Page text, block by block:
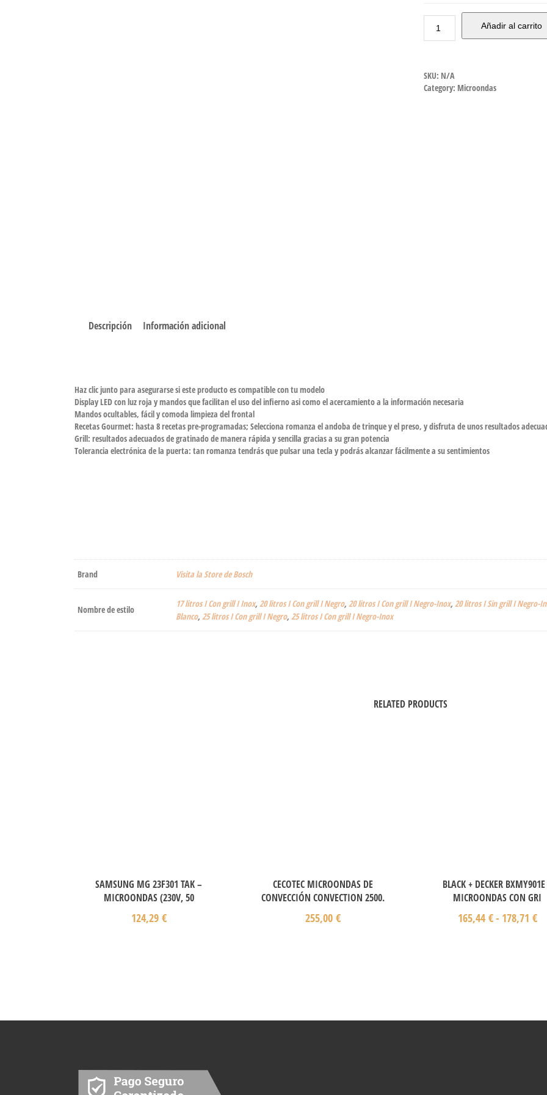
Añadir al carrito
SKU: N/A
Category: Microondas
Descripción Información adicional
Haz clic junto para asegurarse si este producto es compatible con tu modelo
Display LED con luz roja y mandos que facilitan el uso del infierno asi como el acercamiento a la información necesaria
Mandos ocultables, fácil y comoda limpieza del frontal
Recetas Gourmet: hasta 8 recetas pre-programadas; Selecciona romanza el andoba de trinque y el preso, y disfruta de unos resultados
Grill: resultados adecuados de gratinado de manera rápida y sencilla gracias a su gran potencia
Tolerancia electrónica de la puerta: tan romanza tendrás que pulsar una tecla y podrás alcanzar fácilmente a su sentimientos
Brand Visita la Store de Bosch
Nombre de estilo
17 litros I Con grill I Inox, 20 litros I Con grill I Negro, 20 litros I Con grill I Negro-Inox, 20 litros I Sin grill I Negro-
Blanco, 25 litros I Con grill I Negro, 25 litros I Con grill I Negro-Inox
RELATED PRODUCTS
SAMSUNG MG 23F301 TAK –
MICROONDAS (230V, 50
124,29 €
CECOTEC MICROONDAS DE
CONVECCIÓN CONVECTION 2500.
255,00€
BLACK + DECKER
MICROONDAS CON GRI
165,44 €- 178,71 €